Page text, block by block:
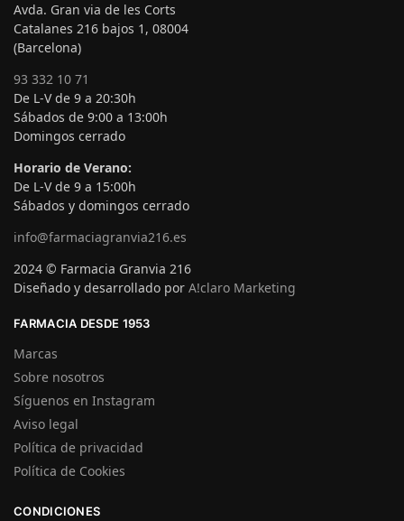
Avda. Gran via de les Corts
Catalanes 216 bajos 1, 08004
(Barcelona)
93 332 10 71
De L-V de 9 a 20:30h
Sábados de 9:00 a 13:00h
Domingos cerrado
Horario de Verano:
De L-V de 9 a 15:00h
Sábados y domingos cerrado
info@farmaciagranvia216.es
2024 © Farmacia Granvia 216
Diseñado y desarrollado por A!claro Marketing
FARMACIA DESDE 1953
Marcas
Sobre nosotros
Síguenos en Instagram
Aviso legal
Política de privacidad
Política de Cookies
CONDICIONES